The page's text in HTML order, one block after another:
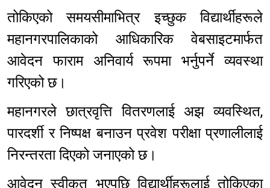
तोकिएको समयसीमाभित्र इच्छुक विद्यार्थीहरूले
महानगरपालिकाको आधिकारिक वेबसाइटमार्फत
आवेदन फाराम अनिवार्य रूपमा भर्नुपर्ने व्यवस्था
गरिएको छ।
महानगरले छात्रवृत्ति वितरणलाई अझ व्यवस्थित,
पारदर्शी र निष्पक्ष बनाउन प्रवेश परीक्षा प्रणालीलाई
निरन्तरता दिएको जनाएको छ।
आवेदन स्वीकृत भएपछि विद्यार्थीहरूलाई तोकिएका